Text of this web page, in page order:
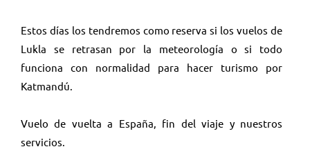
Estos días los tendremos como reserva si los vuelos de
Lukla se retrasan por la meteorología o si todo
funciona con normalidad para hacer turismo por
Katmandú.
Vuelo de vuelta a España, fin del viaje y nuestros
servicios.